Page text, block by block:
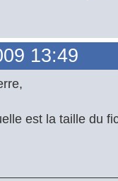
13:49
est la taille du